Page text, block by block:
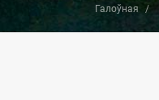
Галоўная